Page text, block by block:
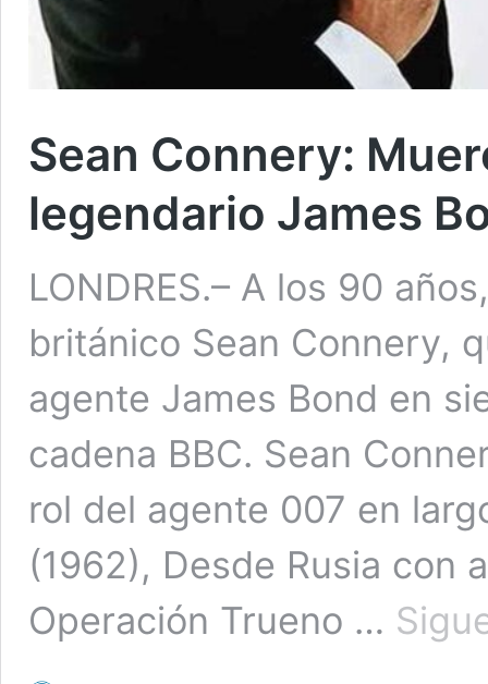
Sean Connery:
legendario James
LONDRES.– A los 90
británico Sean Connery,
agente James Bond en
cadena BBC. Sean
rol del agente 007 en
(1962), Desde Rusia con
Operación Trueno …